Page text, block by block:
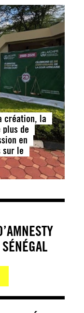
création, la
de
en
sur le